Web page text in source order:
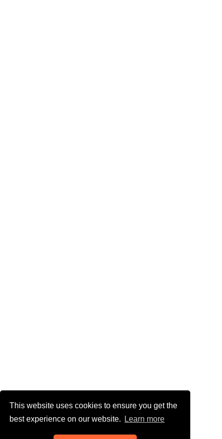
This website uses cookies to ensure you get the
best experience on our website.
Learn more